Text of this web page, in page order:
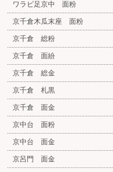
ワラビ足京中 面粉
京千倉木瓜末座 面粉
京千倉 総粉
京千倉 面紛
京千倉 総金
京千倉 札黒
京千倉 面金
京中台 面粉
京中台 面金
京呂門 面金